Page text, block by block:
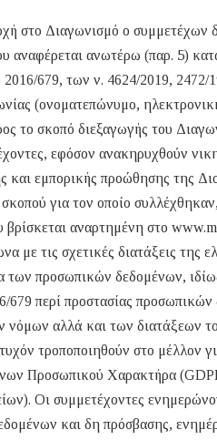
στο Διαγωνισμό ο συμμετέχων
αναφέρεται ανωτέρω (παρ. 5)
679, των ν. 4624/2019, 2472/
(ονοματεπώνυμο,
το σκοπό διεξαγωγής του
εφόσον ανακηρυχθούν
και εμπορικής προώθησης της
για τον οποίο
βρίσκεται αναρτημένη στο
με τις σχετικές διατάξεις της
των προσωπικών δεδομένων,
679 περί προστασίας
νόμων αλλά και των διατάξεων
τροποποιηθούν στο μέλλον
Προσωπικού Χαρακτήρα
Οι συμμετέχοντες
και δη πρόσβασης,